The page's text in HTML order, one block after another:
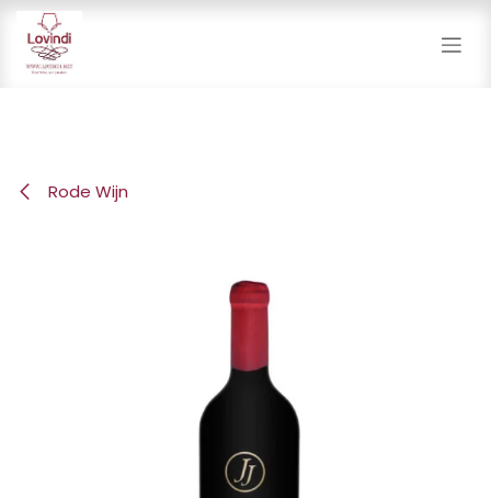
Overslaan naar inhoud
Rode Wijn